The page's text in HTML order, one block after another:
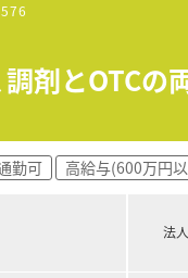
調剤と
勤可 高給与(600万円
法